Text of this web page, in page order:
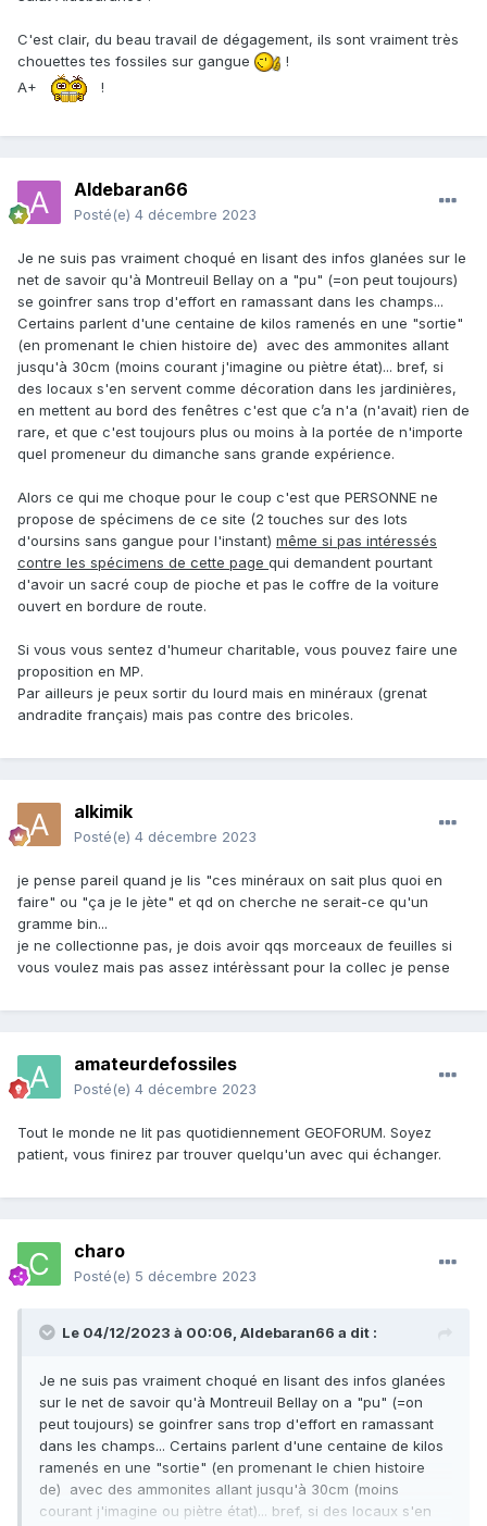
C'est clair, du beau travail de dégagement, ils sont vraiment très
chouettes tes fossiles sur gangue
!
A+
!
Aldebaran66
Posté(e) 4 décembre 2023
Je ne suis pas vraiment choqué en lisant des infos glanées sur le
net de savoir qu'à Montreuil Bellay on a "pu" (=on peut toujours)
se goinfrer sans trop d'effort en ramassant dans les champs...
Certains parlent d'une centaine de kilos ramenés en une "sortie"
(en promenant le chien histoire de) avec des ammonites allant
jusqu'à 30cm (moins courant j'imagine ou piètre état)... bref, si
des locaux s'en servent comme décoration dans les jardinières,
en mettent au bord des fenêtres c'est que c’a n'a (n'avait) rien de
rare, et que c'est toujours plus ou moins à la portée de n'importe
quel promeneur du dimanche sans grande expérience.
Alors ce qui me choque pour le coup c'est que PERSONNE ne
propose de spécimens de ce site (2 touches sur des lots
d'oursins sans gangue pour l'instant) même si pas intéressés
contre les spécimens de cette page qui demandent pourtant
d'avoir un sacré coup de pioche et pas le coffre de la voiture
ouvert en bordure de route.
Si vous vous sentez d'humeur charitable, vous pouvez faire une
proposition en MP.
Par ailleurs je peux sortir du lourd mais en minéraux (grenat
andradite français) mais pas contre des bricoles.
alkimik
Posté(e) 4 décembre 2023
je pense pareil quand je lis "ces minéraux on sait plus quoi en
faire" ou "ça je le jète" et qd on cherche ne serait-ce qu'un
gramme bin...
je ne collectionne pas, je dois avoir qqs morceaux de feuilles si
vous voulez mais pas assez intérèssant pour la collec je pense
amateurdefossiles
Posté(e) 4 décembre 2023
Tout le monde ne lit pas quotidiennement GEOFORUM. Soyez
patient, vous finirez par trouver quelqu'un avec qui échanger.
charo
Posté(e) 5 décembre 2023
Le 04/12/2023 à 00:06, Aldebaran66 a dit :
Je ne suis pas vraiment choqué en lisant des infos glanées
sur le net de savoir qu'à Montreuil Bellay on a "pu" (=on
peut toujours) se goinfrer sans trop d'effort en ramassant
dans les champs... Certains parlent d'une centaine de kilos
ramenés en une "sortie" (en promenant le chien histoire
de) avec des ammonites allant jusqu'à 30cm (moins
courant j'imagine ou piètre état)... bref, si des locaux s'en